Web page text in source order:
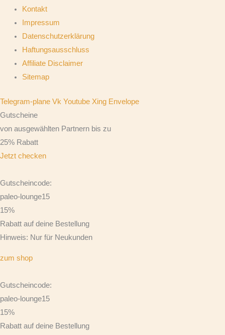
Kontakt
Impressum
Datenschutzerklärung
Haftungsausschluss
Affiliate Disclaimer
Sitemap
Telegram-plane Vk Youtube Xing Envelope
Gutscheine
von ausgewählten Partnern bis zu
25% Rabatt
Jetzt checken
Gutscheincode:
paleo-lounge15
15%
Rabatt auf deine Bestellung
Hinweis: Nur für Neukunden
zum shop
Gutscheincode:
paleo-lounge15
15%
Rabatt auf deine Bestellung